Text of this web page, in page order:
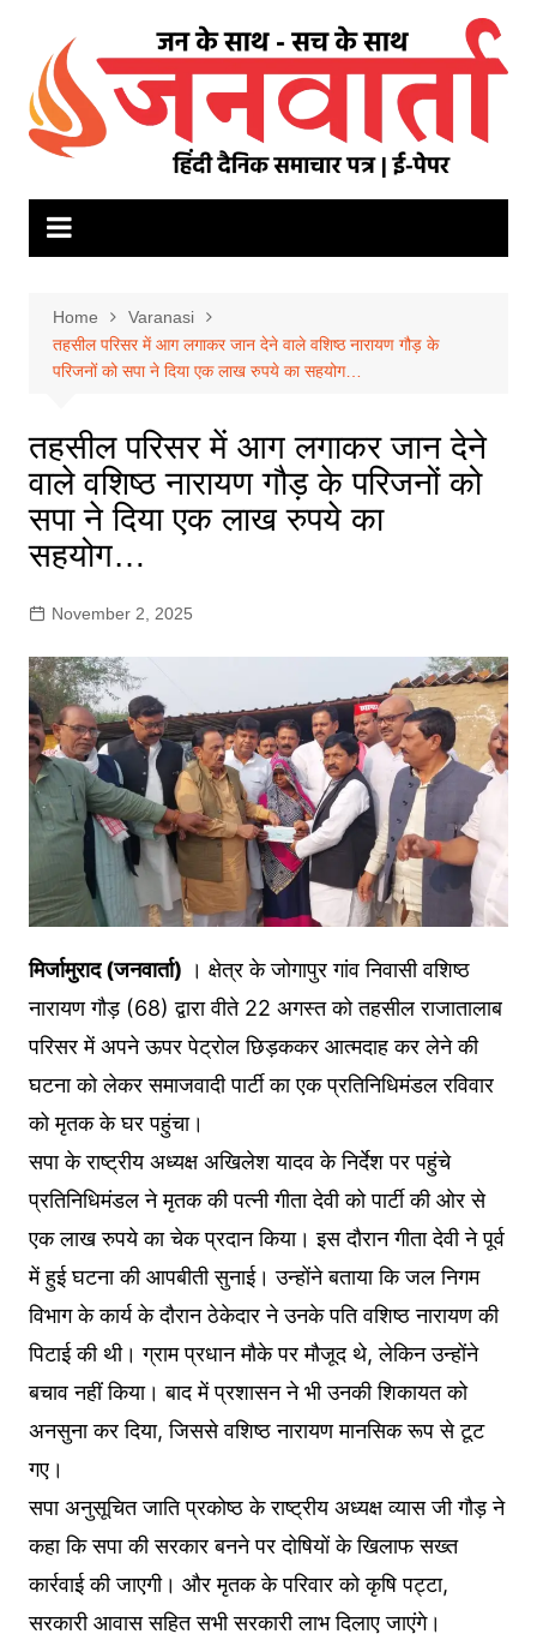
content
Home
Varanasi
तहसील परिसर में आग लगाकर जान देने वाले वशिष्ठ नारायण गौड़ के
परिजनों को सपा ने दिया एक लाख रुपये का सहयोग…
तहसील परिसर में आग लगाकर जान देने
वाले वशिष्ठ नारायण गौड़ के परिजनों को
सपा ने दिया एक लाख रुपये का
सहयोग…
November 2, 2025
मिर्जामुराद (जनवार्ता) । क्षेत्र के जोगापुर गांव निवासी वशिष्ठ
नारायण गौड़ (68) द्वारा वीते 22 अगस्त को तहसील राजातालाब
परिसर में अपने ऊपर पेट्रोल छिड़ककर आत्मदाह कर लेने की
घटना को लेकर समाजवादी पार्टी का एक प्रतिनिधिमंडल रविवार
को मृतक के घर पहुंचा।
सपा के राष्ट्रीय अध्यक्ष अखिलेश यादव के निर्देश पर पहुंचे
प्रतिनिधिमंडल ने मृतक की पत्नी गीता देवी को पार्टी की ओर से
एक लाख रुपये का चेक प्रदान किया। इस दौरान गीता देवी ने पूर्व
में हुई घटना की आपबीती सुनाई। उन्होंने बताया कि जल निगम
विभाग के कार्य के दौरान ठेकेदार ने उनके पति वशिष्ठ नारायण की
पिटाई की थी। ग्राम प्रधान मौके पर मौजूद थे, लेकिन उन्होंने
बचाव नहीं किया। बाद में प्रशासन ने भी उनकी शिकायत को
अनसुना कर दिया, जिससे वशिष्ठ नारायण मानसिक रूप से टूट
गए।
सपा अनुसूचित जाति प्रकोष्ठ के राष्ट्रीय अध्यक्ष व्यास जी गौड़ ने
कहा कि सपा की सरकार बनने पर दोषियों के खिलाफ सख्त
कार्रवाई की जाएगी। और मृतक के परिवार को कृषि पट्टा,
सरकारी आवास सहित सभी सरकारी लाभ दिलाए जाएंगे।